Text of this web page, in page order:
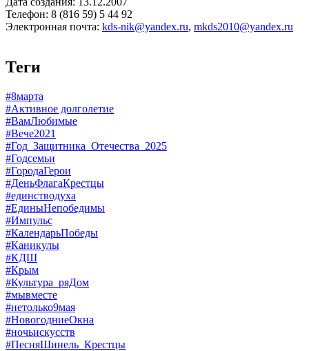
Телефон: 8 (816 59) 5 44 92
Электронная почта: kds-nik@yandex.ru, mkds2010@yandex.ru
Теги
#8марта
#Активное долголетие
#ВамЛюбимые
#Вече2021
#Год_Защитника_Отечества_2025
#Годсемьи
#ГородаГерои
#ДеньФлагаКрестцы
#единстводуха
#ЕдиныНепобедимы
#Импульс
#КалендарьПобеды
#Каникулы
#КДШ
#Крым
#Культура_ряДом
#мывместе
#нетолько9мая
#НовогодниеОкна
#ночьискусств
#ПесняШинель_Крестцы